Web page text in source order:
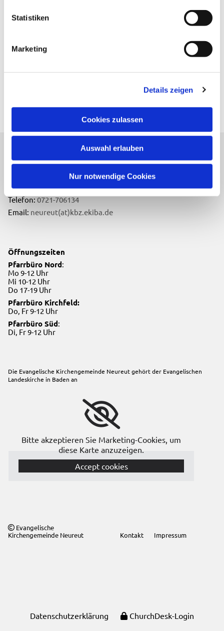
Statistiken
Marketing
Details zeigen
Cookies zulassen
Auswahl erlauben
Nur notwendige Cookies
Evangelische Kirchengemeinde Neureut
Neureuter Hauptstraße 260
76149 Karlsruhe
Telefon:0721-706134
Email: neureut(at)kbz.ekiba.de
Öffnungszeiten
Pfarrbüro Nord:
Mo 9-12 Uhr
Mi 10-12 Uhr
Do 17-19 Uhr
Pfarrbüro Kirchfeld:
Do, Fr 9-12 Uhr
Pfarrbüro Süd:
Di, Fr 9-12 Uhr
Die Evangelische Kirchengemeinde Neureut gehört der Evangelischen
Landeskirche in Baden an
Bitte akzeptieren Sie Marketing-Cookies, um
diese Karte anzuzeigen.
Accept cookies
 Evangelische
Kirchengemeinde Neureut
Kontakt Impressum
Datenschutzerklärung ChurchDesk-Login